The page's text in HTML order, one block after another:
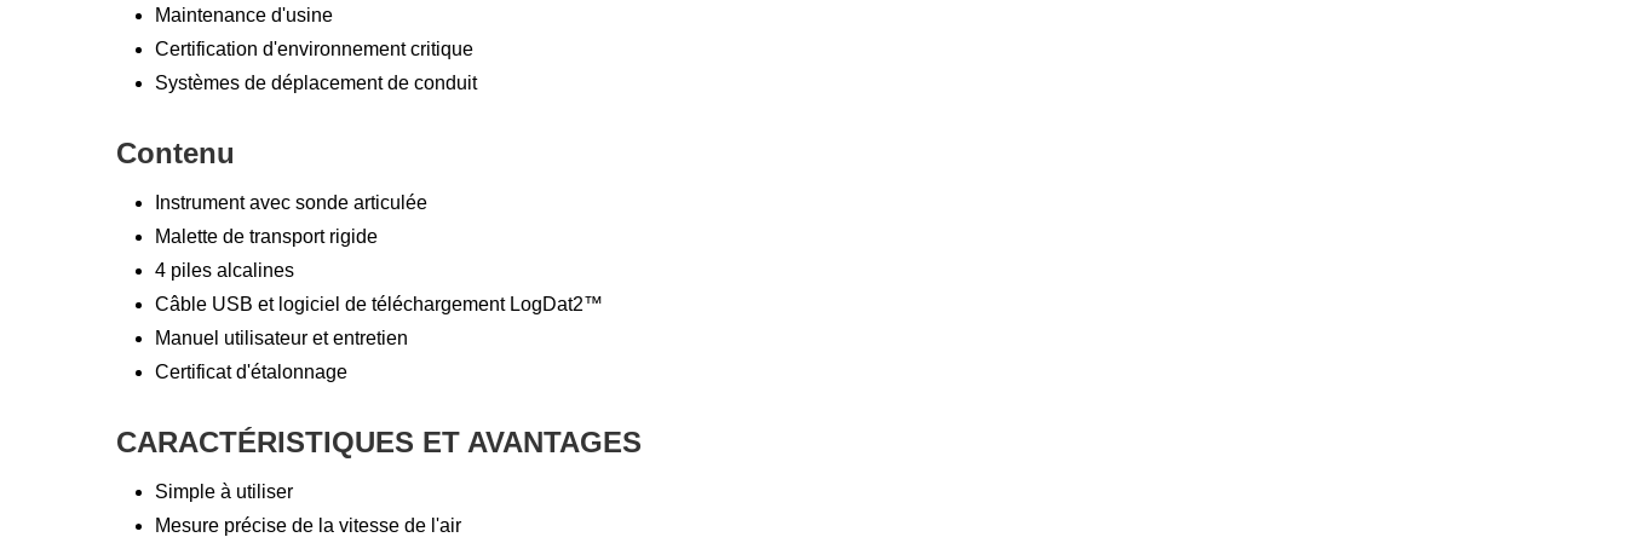
Maintenance d'usine
Certification d'environnement critique
Systèmes de déplacement de conduit
Contenu
Instrument avec sonde articulée
Malette de transport rigide
4 piles alcalines
Câble USB et logiciel de téléchargement LogDat2™
Manuel utilisateur et entretien
Certificat d'étalonnage
CARACTÉRISTIQUES ET AVANTAGES
Simple à utiliser
Mesure précise de la vitesse de l'air